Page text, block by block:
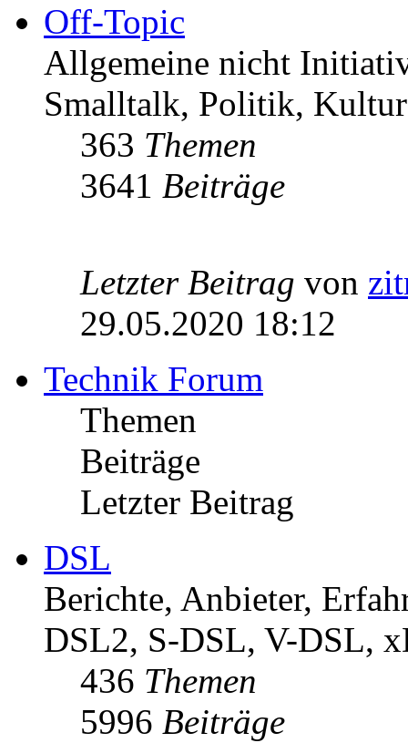
Off-Topic
Allgemeine nicht
Smalltalk, Politik, Kultur
363 Themen
3641 Beiträge
Letzter Beitrag von
29.05.2020 18:12
Technik Forum
Themen
Beiträge
Letzter Beitrag
DSL
Berichte, Anbieter,
DSL2, S-DSL, V-DSL,
436 Themen
5996 Beiträge